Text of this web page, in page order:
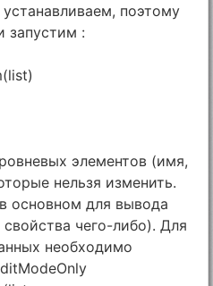
поэтому
запустим :
элементов (имя,
нельзя изменить.
основном для вывода
чего-либо). Для
необходимо